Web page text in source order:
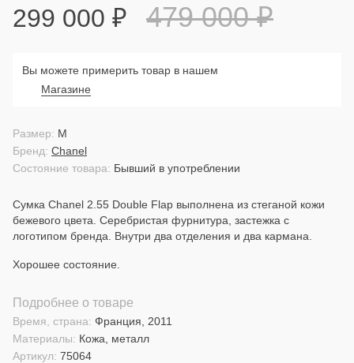
299 000 ₽ 479 000₽
Вы можете примерить товар в нашем
Магазине
Состояние товара: Бывший в употреблении
Бренд: Chanel
Размер: M
Сумка Chanel 2.55 Double Flap выполнена из стеганой кожи
бежевого цвета. Серебристая фурнитура, застежка с
логотипом бренда. Внутри два отделения и два кармана.
Хорошее состояние.
Подробнее о товаре
Материалы: Кожа, металл
Время, страна: Франция, 2011
Артикул: 75064